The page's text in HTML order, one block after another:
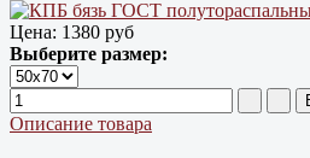
Цена: 1380 руб
Выберите размер:
Описание товара